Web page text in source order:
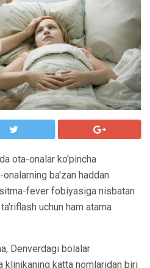
ota-onalar ko'pincha
ba'zan haddan
fever fobiyasiga nisbatan
uchun ham atama
Denverdagi bolalar
katta nomlaridan biri